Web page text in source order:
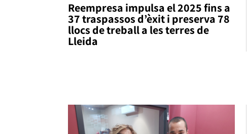
Reempresa impulsa el 2025 fins a
37 traspassos d’èxit i preserva 78
llocs de treball a les terres de
Lleida